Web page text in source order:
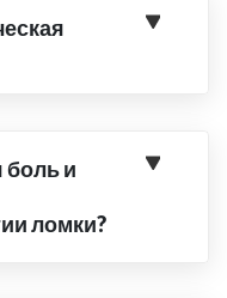
боль и
ломки?